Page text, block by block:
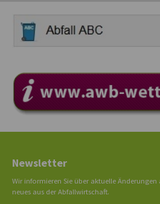
Newsletter
Wir informieren Sie über aktuelle
neues aus der Abfallwirtschaft.